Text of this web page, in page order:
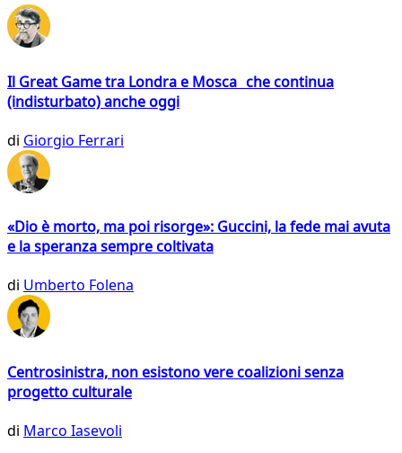
Il Great Game tra Londra e Mosca che continua
(indisturbato) anche oggi
di Giorgio Ferrari
«Dio è morto, ma poi risorge»: Guccini, la fede mai avuta
e la speranza sempre coltivata
di Umberto Folena
Centrosinistra, non esistono vere coalizioni senza
progetto culturale
di Marco Iasevoli